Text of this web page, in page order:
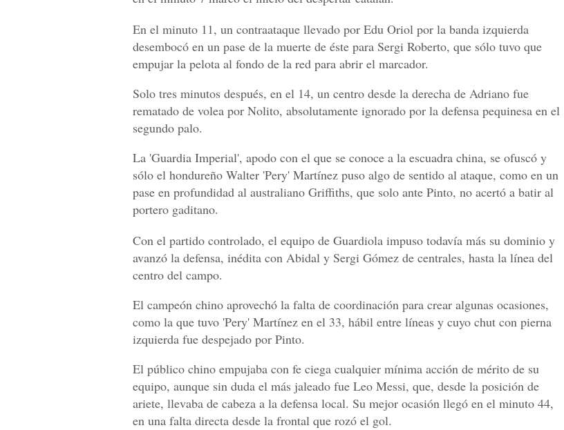
En el minuto 11, un contraataque llevado por Edu Oriol por la banda izquierda
desembocó en un pase de la muerte de éste para Sergi Roberto, que sólo tuvo que
empujar la pelota al fondo de la red para abrir el marcador.
Solo tres minutos después, en el 14, un centro desde la derecha de Adriano fue
rematado de volea por Nolito, absolutamente ignorado por la defensa pequinesa en el
segundo palo.
La 'Guardia Imperial', apodo con el que se conoce a la escuadra china, se ofuscó y
sólo el hondureño Walter 'Pery' Martínez puso algo de sentido al ataque, como en un
pase en profundidad al australiano Griffiths, que solo ante Pinto, no acertó a batir al
portero gaditano.
Con el partido controlado, el equipo de Guardiola impuso todavía más su dominio y
avanzó la defensa, inédita con Abidal y Sergi Gómez de centrales, hasta la línea del
centro del campo.
El campeón chino aprovechó la falta de coordinación para crear algunas ocasiones,
como la que tuvo 'Pery' Martínez en el 33, hábil entre líneas y cuyo chut con pierna
izquierda fue despejado por Pinto.
El público chino empujaba con fe ciega cualquier mínima acción de mérito de su
equipo, aunque sin duda el más jaleado fue Leo Messi, que, desde la posición de
ariete, llevaba de cabeza a la defensa local. Su mejor ocasión llegó en el minuto 44,
en una falta directa desde la frontal que rozó el gol.